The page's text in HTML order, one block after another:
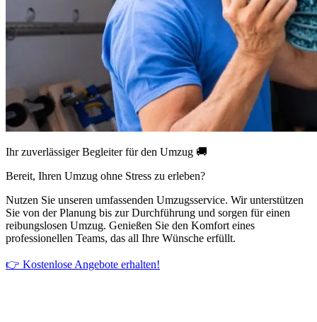
Ihr zuverlässiger Begleiter für den Umzug 🚚
Bereit, Ihren Umzug ohne Stress zu erleben?
Nutzen Sie unseren umfassenden Umzugsservice. Wir unterstützen
Sie von der Planung bis zur Durchführung und sorgen für einen
reibungslosen Umzug. Genießen Sie den Komfort eines
professionellen Teams, das all Ihre Wünsche erfüllt.
👉 Kostenlose Angebote erhalten!